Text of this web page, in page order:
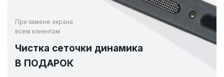
При замене экрана
всем клиентам
Чистка сеточки динамика
В ПОДАРОК